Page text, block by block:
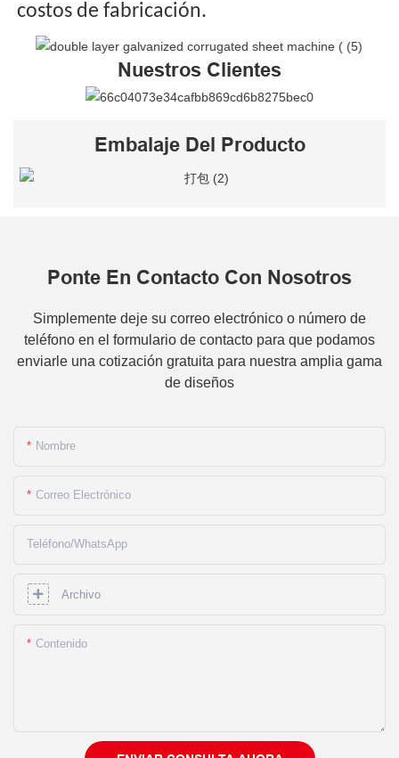
costos de fabricación.
Nuestros Clientes
Embalaje Del Producto
Ponte En Contacto Con Nosotros
Simplemente deje su correo electrónico o número de
teléfono en el formulario de contacto para que podamos
enviarle una cotización gratuita para nuestra amplia gama
de diseños
Nombre
Correo Electrónico
Teléfono/WhatsApp
Archivo
Contenido